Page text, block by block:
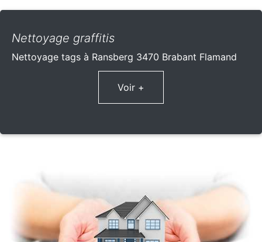
Nettoyage graffitis
Nettoyage tags à Ransberg 3470 Brabant Flamand
Voir +